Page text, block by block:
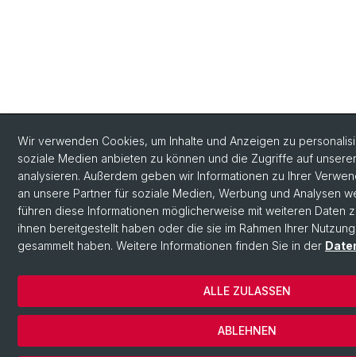
Wir verwenden Cookies, um Inhalte und Anzeigen zu
soziale Medien anbieten zu können und die Zugriffe auf
analysieren. Außerdem geben wir Informationen zu Ihrer
an unsere Partner für soziale Medien, Werbung und Analysen
führen diese Informationen möglicherweise mit weiteren Daten
ihnen bereitgestellt haben oder die sie im Rahmen Ihrer
gesammelt haben. Weitere Informationen finden Sie in der
ABLEHNEN
ALLE ZULASSEN